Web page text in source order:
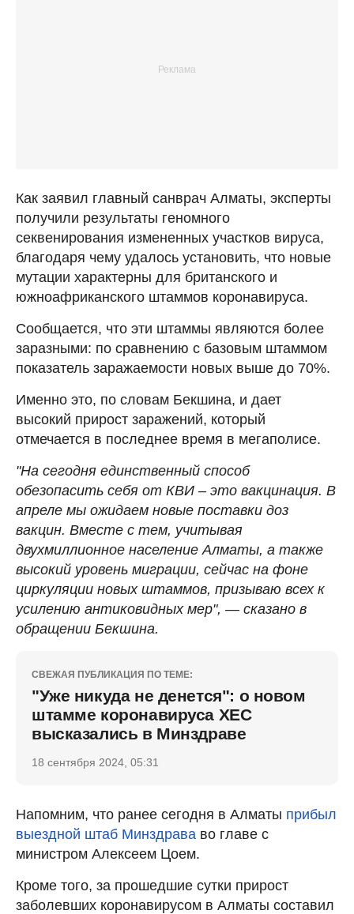
Как заявил главный санврач Алматы, эксперты
получили результаты геномного
секвенирования измененных участков вируса,
благодаря чему удалось установить, что новые
мутации характерны для британского и
южноафриканского штаммов коронавируса.
Сообщается, что эти штаммы являются более
заразными: по сравнению с базовым штаммом
показатель заражаемости новых выше до 70%.
Именно это, по словам Бекшина, и дает
высокий прирост заражений, который
отмечается в последнее время в мегаполисе.
"На сегодня единственный способ
обезопасить себя от КВИ – это вакцинация. В
апреле мы ожидаем новые поставки доз
вакцин. Вместе с тем, учитывая
двухмиллионное население Алматы, а также
высокий уровень миграции, сейчас на фоне
циркуляции новых штаммов, призываю всех к
усилению антиковидных мер", — сказано в
обращении Бекшина.
СВЕЖАЯ ПУБЛИКАЦИЯ ПО ТЕМЕ:
"Уже никуда не денется": о новом
штамме коронавируса ХЕС
высказались в Минздраве
18 сентября 2024, 05:31
Напомним, что ранее сегодня в Алматы прибыл
выездной штаб Минздрава во главе с
министром Алексеем Цоем.
Кроме того, за прошедшие сутки прирост
заболевших коронавирусом в Алматы составил